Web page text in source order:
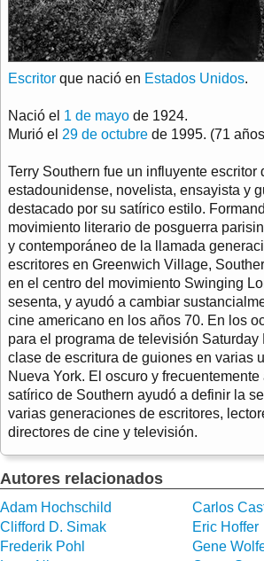
Escritor que nació en Estados Unidos.
Nació el 1 de mayo de 1924.
Murió el 29 de octubre de 1995. (71
Terry Southern fue un influyente escritor
estadounidense, novelista, ensayista y
destacado por su satírico estilo.
movimiento literario de posguerra
y contemporáneo de la llamada
escritores en Greenwich Village,
en el centro del movimiento Swinging
sesenta, y ayudó a cambiar
cine americano en los años 70. En los
para el programa de televisión Saturday
clase de escritura de guiones en varias
Nueva York. El oscuro y
satírico de Southern ayudó a definir la
varias generaciones de escritores,
directores de cine y televisión.
Autores relacionados
Adam Hochschild
Carlos
Clifford D. Simak
Eric Hoffer
Frederik Pohl
Gene